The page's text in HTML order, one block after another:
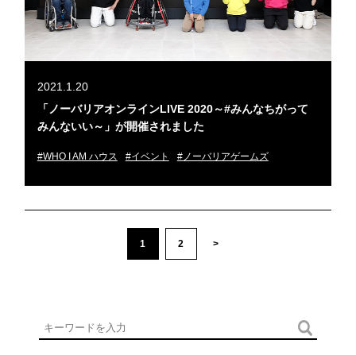
2021.1.20
「ノーバリアオンラインLIVE 2020～#みんなちがって
みんないい～」が開催されました
#WHO I AM ハウス #イベント #ノーバリアゲームズ
1 2 >